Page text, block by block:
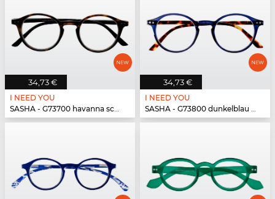
34,73 €
I NEED YOU
SASHA - G73700 havanna schwarz
34,73 €
I NEED YOU
SASHA - G73800 dunkelblau havanna